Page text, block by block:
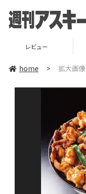
レビュー
home > 拡大画像